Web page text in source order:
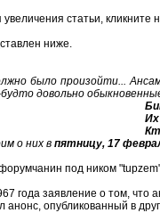
увеличения статьи,
ниже.
было произойти...
будто довольно
Их
о них в пятницу, 17
под ником
года заявление о том, что
опубликованный в